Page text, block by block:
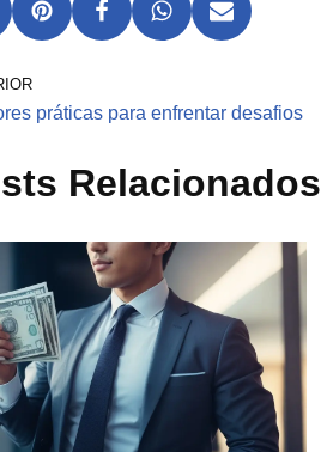
práticas para enfrentar desafios
Relacionados